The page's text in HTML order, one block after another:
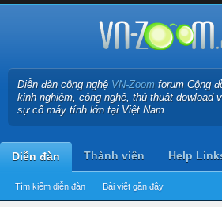
Diễn đàn công nghệ VN-Zoom forum Cộng
kinh nghiệm, công nghệ, thủ thuật dowload
sự cố máy tính lớn tại Việt Nam
Diễn đàn
Tìm kiếm diễn đàn Bài viết gần đây
Thành viên Help